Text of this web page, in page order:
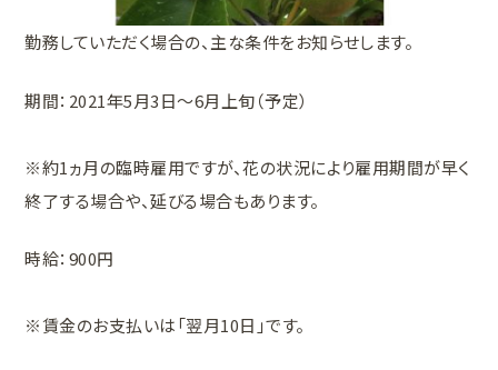
勤務していただく場合の、主な条件をお知らせします。
期間：2021年5月3日〜6月上旬（予定）
※約1ヵ月の臨時雇用ですが、花の状況により雇用期間が早く
終了する場合や、延びる場合もあります。
時給：900円
※賃金のお支払いは「翌月10日」です。